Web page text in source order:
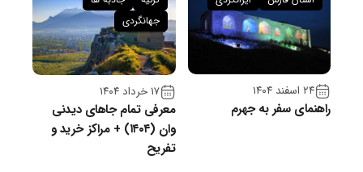
۲۴ اسفند ۱۴۰۴
راهنمای سفر به جهرم
۱۷ خرداد ۱۴۰۴
معرفی تمام جاهای دیدنی
وان (۱۴۰۴) + مراکز خرید و
تفریح
جهانگردی